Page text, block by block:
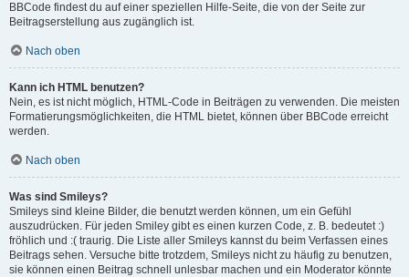
BBCode findest du auf einer speziellen Hilfe-Seite, die von der Seite zur
Beitragserstellung aus zugänglich ist.
Nach oben
Kann ich HTML benutzen?
Nein, es ist nicht möglich, HTML-Code in Beiträgen zu verwenden. Die meisten
Formatierungsmöglichkeiten, die HTML bietet, können über BBCode erreicht
werden.
Nach oben
Was sind Smileys?
Smileys sind kleine Bilder, die benutzt werden können, um ein Gefühl
auszudrücken. Für jeden Smiley gibt es einen kurzen Code, z. B. bedeutet :)
fröhlich und :( traurig. Die Liste aller Smileys kannst du beim Verfassen eines
Beitrags sehen. Versuche bitte trotzdem, Smileys nicht zu häufig zu benutzen,
sie können einen Beitrag schnell unlesbar machen und ein Moderator könnte